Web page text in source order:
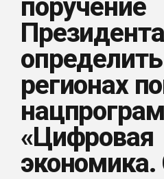
поручение
Президента
регионах
«Цифровая
экономика.